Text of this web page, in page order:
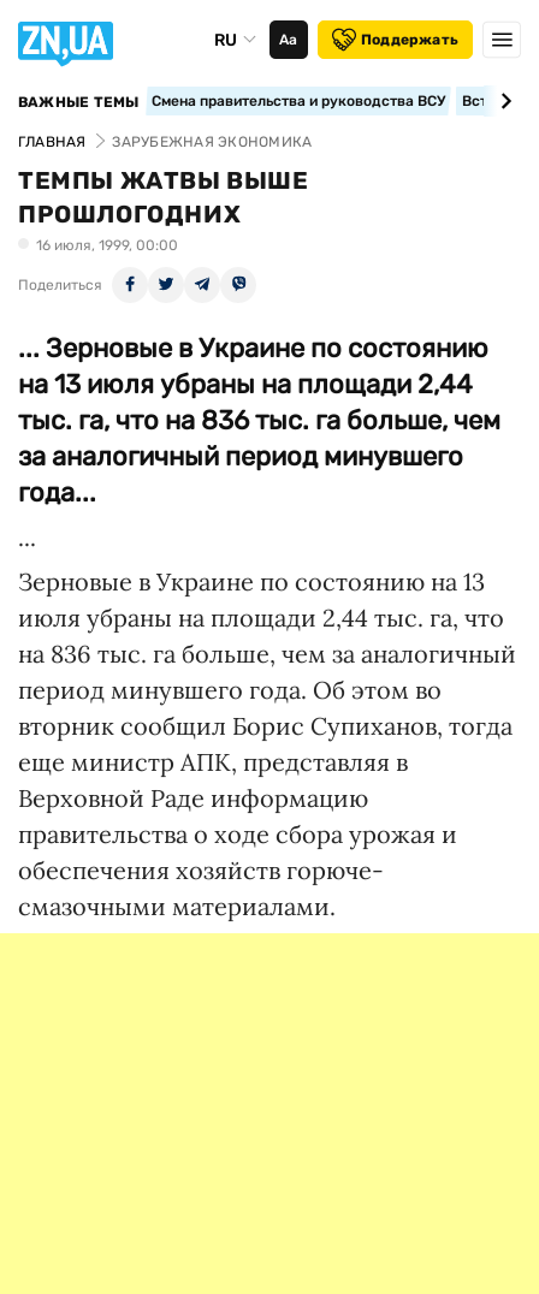
RU Аа Поддержать
ВАЖНЫЕ ТЕМЫ Смена правительства и руководства ВСУ
ГЛАВНАЯ ЗАРУБЕЖНАЯ ЭКОНОМИКА
ТЕМПЫ ЖАТВЫ ВЫШЕ
ПРОШЛОГОДНИХ
16 июля, 1999, 00:00
Поделиться
... Зерновые в Украине по состоянию
на 13 июля убраны на площади 2,44
тыс. га, что на 836 тыс. га больше, чем
за аналогичный период минувшего
года...
...
Зерновые в Украине по состоянию на 13
июля убраны на площади 2,44 тыс. га, что
на 836 тыс. га больше, чем за аналогичный
период минувшего года. Об этом во
вторник сообщил Борис Супиханов, тогда
еще министр АПК, представляя в
Верховной Раде информацию
правительства о ходе сбора урожая и
обеспечения хозяйств горюче-
смазочными материалами.